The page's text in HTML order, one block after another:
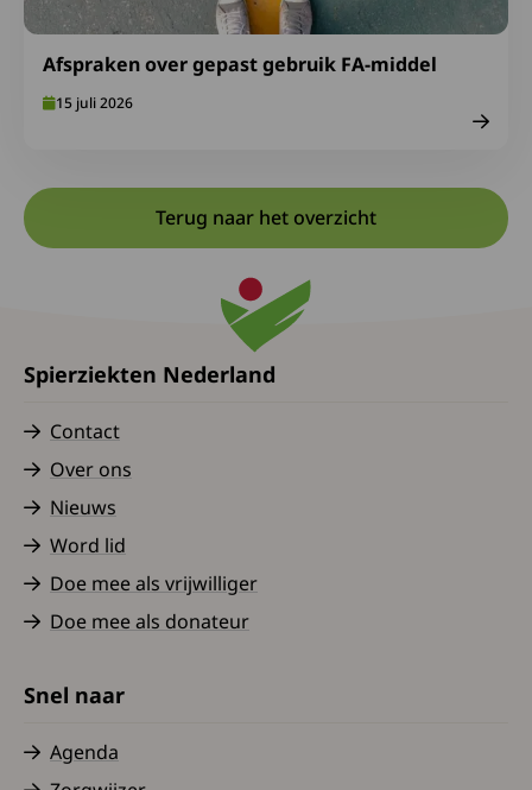
Afspraken over gepast gebruik FA-middel
15 juli 2026
Terug naar het overzicht
Spierziekten Nederland
Contact
Over ons
Nieuws
Word lid
Doe mee als vrijwilliger
Doe mee als donateur
Snel naar
Agenda